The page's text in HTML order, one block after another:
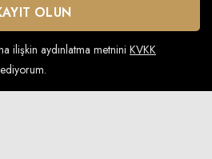
ilişkin aydınlatma metnini KVKK